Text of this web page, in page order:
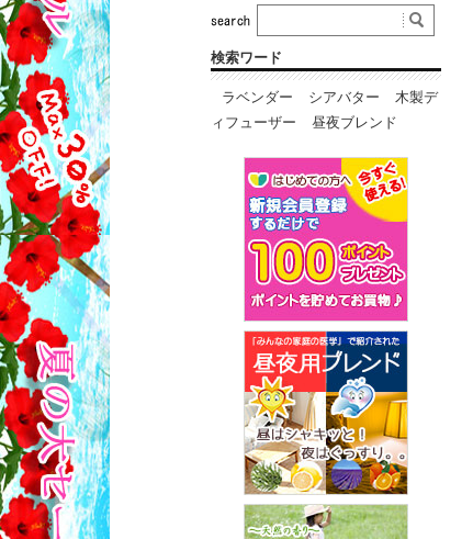
検索ワード
ラベンダー シアバター
木製デ
ィフューザー
昼夜ブレンド